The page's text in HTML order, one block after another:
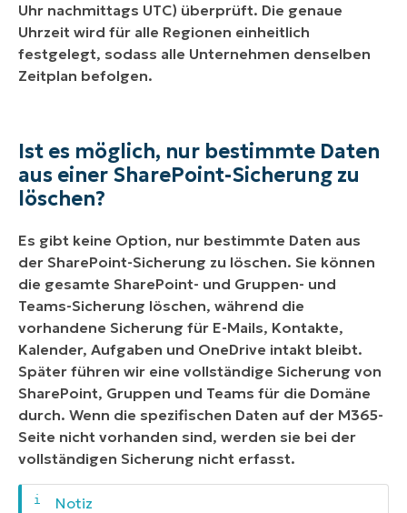
Uhr nachmittags UTC) überprüft. Die genaue
Uhrzeit wird für alle Regionen einheitlich
festgelegt, sodass alle Unternehmen denselben
Zeitplan befolgen.
Ist es möglich, nur bestimmte Daten
aus einer SharePoint-Sicherung zu
löschen?
Es gibt keine Option, nur bestimmte Daten aus
der SharePoint-Sicherung zu löschen. Sie können
die gesamte SharePoint- und Gruppen- und
Teams-Sicherung löschen, während die
vorhandene Sicherung für E-Mails, Kontakte,
Kalender, Aufgaben und OneDrive intakt bleibt.
Später führen wir eine vollständige Sicherung von
SharePoint, Gruppen und Teams für die Domäne
durch. Wenn die spezifischen Daten auf der M365-
Seite nicht vorhanden sind, werden sie bei der
vollständigen Sicherung nicht erfasst.